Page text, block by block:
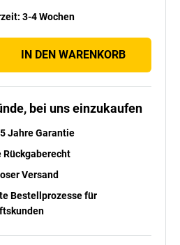
: 3-4 Wochen
IN DEN WARENKORB
bei uns einzukaufen
Jahre Garantie
Rückgaberecht
Versand
Bestellprozesse für